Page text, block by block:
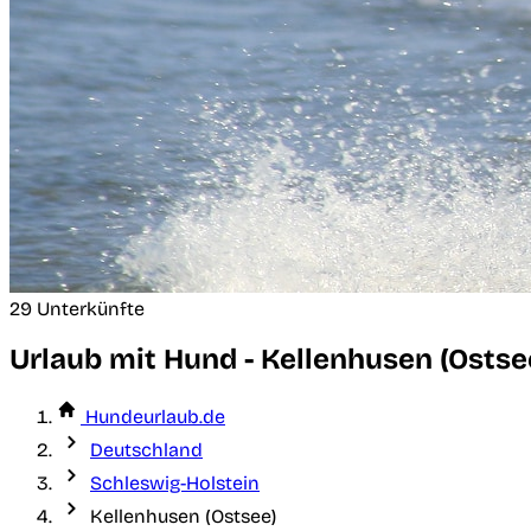
29 Unterkünfte
Urlaub mit Hund - Kellenhusen
Hundeurlaub.de
Deutschland
Schleswig-Holstein
Kellenhusen (Ostsee)